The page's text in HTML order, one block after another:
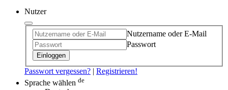
Nutzer
Nutzername oder E-Mail
Passwort
Einloggen
Passwort vergessen? | Registrieren!
Sprache wählen de